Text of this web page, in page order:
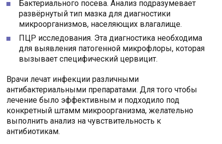
Бактериального посева. Анализ подразумевает
развёрнутый тип мазка для диагностики
микроорганизмов, населяющих влагалище.
ПЦР исследования. Эта диагностика необходима
для выявления патогенной микрофлоры, которая
вызывает специфический цервицит.
Врачи лечат инфекции различными
антибактериальными препаратами. Для того чтобы
лечение было эффективным и подходило под
конкретный штамм микроорганизма, желательно
выполнить анализ на чувствительность к
антибиотикам.